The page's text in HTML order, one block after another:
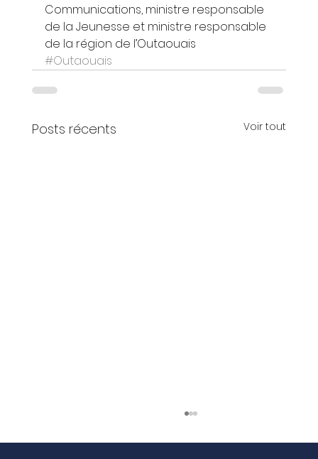
Communications, ministre responsable
de la Jeunesse et ministre responsable
de la région de l’Outaouais
#Outaouais
Posts récents Voir tout